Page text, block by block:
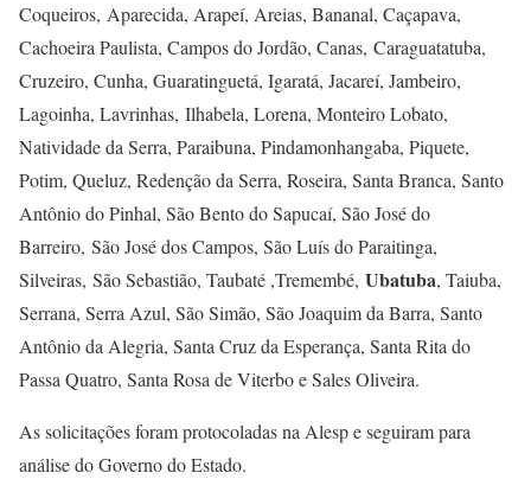
Coqueiros, Aparecida, Arapeí, Areias, Bananal, Caçapava,
Cachoeira Paulista, Campos do Jordão, Canas, Caraguatatuba,
Cruzeiro, Cunha, Guaratinguetá, Igaratá, Jacareí, Jambeiro,
Lagoinha, Lavrinhas, Ilhabela, Lorena, Monteiro Lobato,
Natividade da Serra, Paraibuna, Pindamonhangaba, Piquete,
Potim, Queluz, Redenção da Serra, Roseira, Santa Branca, Santo
Antônio do Pinhal, São Bento do Sapucaí, São José do
Barreiro, São José dos Campos, São Luís do Paraitinga,
Silveiras, São Sebastião, Taubaté ,Tremembé, Ubatuba, Taiuba,
Serrana, Serra Azul, São Simão, São Joaquim da Barra, Santo
Antônio da Alegria, Santa Cruz da Esperança, Santa Rita do
Passa Quatro, Santa Rosa de Viterbo e Sales Oliveira.
As solicitações foram protocoladas na Alesp e seguiram para
análise do Governo do Estado.